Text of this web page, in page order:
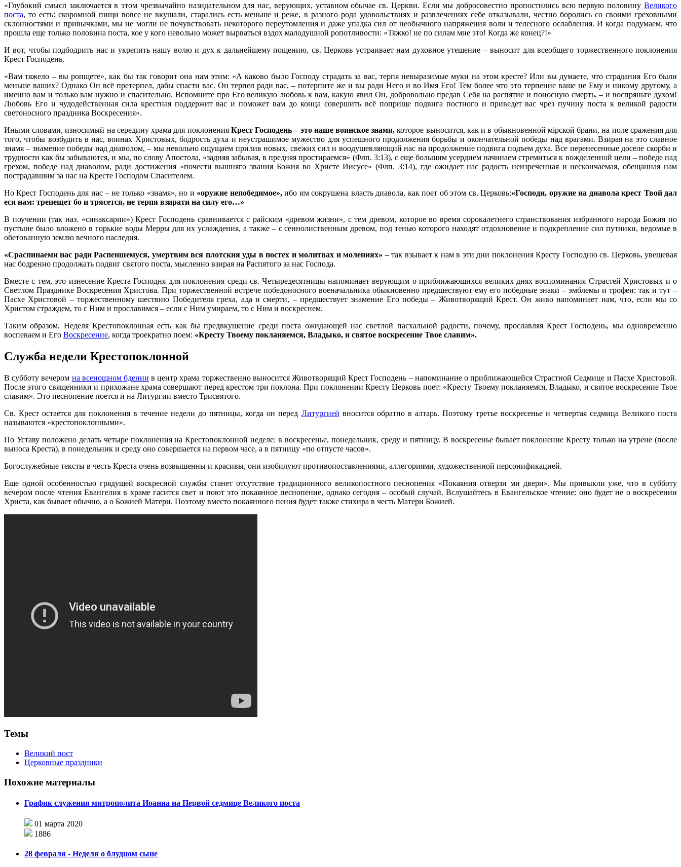
«Глубокий смысл заключается в этом чрезвычайно назидательном для нас, верующих, уставном обычае св. Церкви. Если мы добросовестно пропостились всю первую половину Великого
поста, то есть: скоромной пищи вовсе не вкушали, старались есть меньше и реже, в разного рода удовольствиях и развлечениях себе отказывали, честно боролись со своими греховными
склонностями и привычками, мы не могли не почувствовать некоторого переутомления и даже упадка сил от необычного напряжения воли и телесного ослабления. И когда подумаем, что
прошла еще только половина поста, кое у кого невольно может вырваться вздох малодушной ропотливости: «Тяжко! не по силам мне это! Когда же конец?!»
И вот, чтобы подбодрить нас и укрепить нашу волю и дух к дальнейшему пощению, св. Церковь устраивает нам духовное утешение – выносит для всеобщего торжественного поклонения
Крест Господень.
«Вам тяжело – вы ропщете», как бы так говорит она нам этим: «А каково было Господу страдать за вас, терпя невыразимые муки на этом кресте? Или вы думаете, что страдания Его были
меньше ваших? Однако Он всё претерпел, дабы спасти вас. Он терпел ради вас, – потерпите же и вы ради Него и во Имя Его! Тем более что это терпение ваше не Ему и никому другому, а
именно вам и только вам нужно и спасительно. Вспомните про Его великую любовь к вам, какую явил Он, добровольно предав Себя на распятие и поносную смерть, – и воспряньте духом!
Любовь Его и чудодейственная сила крестная поддержит вас и поможет вам до конца совершить всё поприще подвига постного и приведет вас чрез пучину поста к великой радости
светоносного праздника Воскресения».
Иными словами, износимый на середину храма для поклонения Крест Господень – это наше воинское знамя, которое выносится, как и в обыкновенной мiрской брани, на поле сражения для
того, чтобы возбудить в нас, воинах Христовых, бодрость духа и неустрашимое мужество для успешного продолжения борьбы и окончательной победы над врагами. Взирая на это славное
знамя – знамение победы над диаволом, – мы невольно ощущаем прилив новых, свежих сил и воодушевляющий нас на продолжение подвига подъем духа. Все перенесенные доселе скорби и
трудности как бы забываются, и мы, по слову Апостола, «задняя забывая, в предняя простираемся» (Флп. 3:13), с еще большим усердием начинаем стремиться к вожделенной цели – победе над
грехом, победе над диаволом, ради достижения «почести вышняго звания Божия во Христе Иисусе» (Флп. 3:14), где ожидает нас радость неизреченная и нескончаемая, обещанная нам
пострадавшим за нас на Кресте Господом Спасителем.
Но Крест Господень для нас – не только «знамя», но и «оружие непобедимое»,ибо им сокрушена власть диавола, как поет об этом св. Церковь:«Господи, оружие на диавола крест Твой дал
еси нам: трепещет бо и трясется, не терпя взирати на силу его…»
В поучении (так наз. «синаксарии») Крест Господень сравнивается с райским «древом жизни», с тем древом, которое во время сорокалетнего странствования избранного народа Божия по
пустыне было вложено в горькие воды Мерры для их услаждения, а также – с сеннолиственным древом, под тенью которого находят отдохновение и подкрепление сил путники, ведомые в
обетованную землю вечного наследия.
«Сраспинаеми нас ради Распеншемуся, умертвим вся плотския уды в постех и молитвах и молениях» – так взывает к нам в эти дни поклонения Кресту Господню св. Церковь, увещевая
нас бодренно продолжать подвиг святого поста, мысленно взирая на Распятого за нас Господа.
Вместе с тем, это изнесение Креста Господня для поклонения среди св. Четыредесятницы напоминает верующим о приближающихся великих днях воспоминания Страстей Христовых и о
Светлом Празднике Воскресения Христова. При торжественной встрече победоносного военачальника обыкновенно предшествуют ему его победные знаки – эмблемы и трофеи: так и тут –
Пасхе Христовой – торжественному шествию Победителя греха, ада и смерти, – предшествует знамение Его победы – Животворящий Крест. Он живо напоминает нам, что, если мы со
Христом страждем, то с Ним и прославимся – если с Ним умираем, то с Ним и воскреснем.
Таким образом, Неделя Крестопоклонная есть как бы предвкушение среди поста ожидающей нас светлой пасхальной радости, почему, прославляя Крест Господень, мы одновременно
воспеваем и Его Воскресение, когда троекратно поем: «Кресту Твоему покланяемся, Владыко, и святое воскресение Твое славим».
Служба недели Крестопоклонной
В cубботу вечером на всенощном бдении в центр храма торжественно выносится Животворящий Крест Господень – напоминание о приближающейся Страстной Седмице и Пасхе Христовой.
После этого священники и прихожане храма совершают перед крестом три поклона. При поклонении Кресту Церковь поет: «Кресту Твоему покланяемся, Владыко, и святое воскресение Твое
славим». Это песнопение поется и на Литургии вместо Трисвятого.
Св. Крест остается для поклонения в течение недели до пятницы, когда он перед Литургией вносится обратно в алтарь. Поэтому третье воскресенье и четвертая седмица Великого поста
называются «крестопоклонными».
По Уставу положено делать четыре поклонения на Крестопоклонной неделе: в воскресенье, понедельник, среду и пятницу. В воскресенье бывает поклонение Кресту только на утрене (после
выноса Креста), в понедельник и среду оно совершается на первом часе, а в пятницу «по отпусте часов».
Богослужебные тексты в честь Креста очень возвышенны и красивы, они изобилуют противопоставлениями, аллегориями, художественной персонификацией.
Еще одной особенностью грядущей воскресной службы станет отсутствие традиционного великопостного песнопения «Покаяния отверзи ми двери». Мы привыкли уже, что в субботу
вечером после чтения Евангелия в храме гасится свет и поют это покаянное песнопение, однако сегодня – особый случай. Вслушайтесь в Евангельское чтение: оно будет не о воскресении
Христа, как бывает обычно, а о Божией Матери. Поэтому вместо покаянного пения будет также стихира в честь Матери Божией.
Темы
Великий пост
Церковные праздники
Похожие материалы
График служения митрополита Иоанна на Первой седмице Великого поста
01 марта 2020
1886
28 февраля - Неделя о блудном сыне